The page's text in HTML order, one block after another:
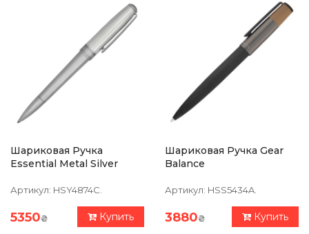
Шариковая Ручка
Essential Metal Silver
Артикул: HSY4874C.
5350₴ Купить
Шариковая Ручка Gear
Balance
Артикул: HSS5434A.
3880₴ Купить